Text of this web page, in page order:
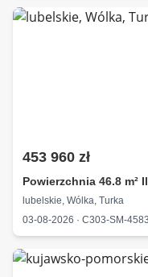
453 960 zł
Powierzchnia 46.8 m²
lubelskie, Wólka, Turka
03-08-2026 · C303-SM-